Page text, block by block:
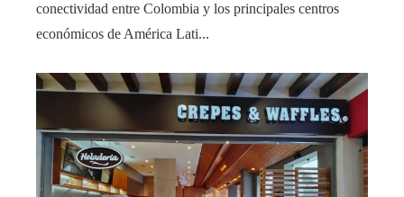
conectividad entre Colombia y los principales centros
económicos de América Lati...